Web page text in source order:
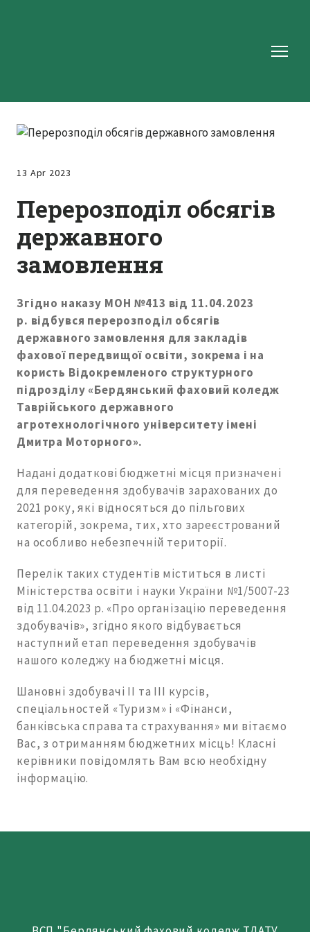
13 Apr 2023
Перерозподіл обсягів
державного
замовлення
Згідно наказу МОН №413 від 11.04.2023
р. відбувся перерозподіл обсягів
державного замовлення для закладів
фахової передвищої освіти, зокрема і на
користь Відокремленого структурного
підрозділу «Бердянський фаховий коледж
Таврійського державного
агротехнологічного університету імені
Дмитра Моторного».
Надані додаткові бюджетні місця призначені
для переведення здобувачів зарахованих до
2021 року, які відносяться до пільгових
категорій, зокрема, тих, хто зареєстрований
на особливо небезпечній території.
Перелік таких студентів міститься в листі
Міністерства освіти і науки України №1/5007-23
від 11.04.2023 р. «Про організацію переведення
здобувачів», згідно якого відбувається
наступний етап переведення здобувачів
нашого коледжу на бюджетні місця.
Шановні здобувачі ІІ та ІІІ курсів,
спеціальностей «Туризм» і «Фінанси,
банківська справа та страхування» ми вітаємо
Вас, з отриманням бюджетних місць! Класні
керівники повідомлять Вам всю необхідну
інформацію.